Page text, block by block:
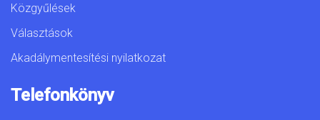
Közgyűlések
Választások
Akadálymentesítési nyilatkozat
Telefonkönyv